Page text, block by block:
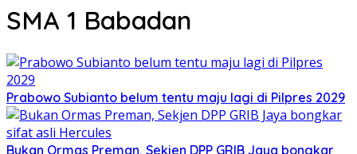
SMA 1 Babadan
Prabowo Subianto belum tentu maju lagi di Pilpres 2029
Bukan Ormas Preman, Sekjen DPP GRIB Jaya bongkar